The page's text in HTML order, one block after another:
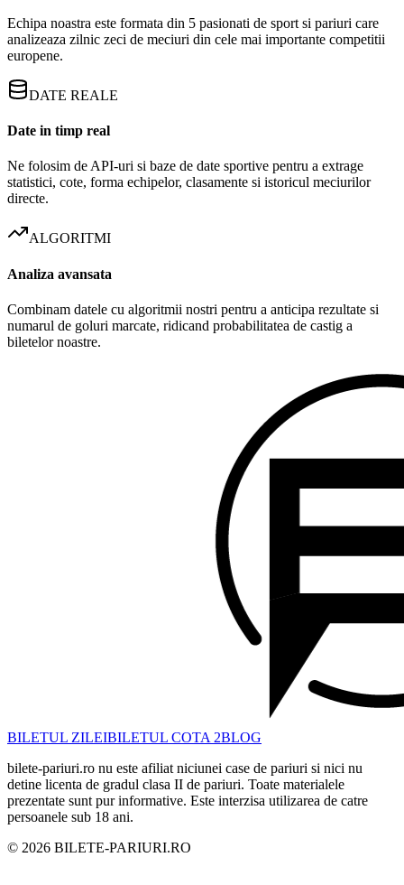
Echipa noastra este formata din 5 pasionati de sport si pariuri care
analizeaza zilnic zeci de meciuri din cele mai importante competitii
europene.
DATE REALE
Date in timp real
Ne folosim de API-uri si baze de date sportive pentru a extrage
statistici, cote, forma echipelor, clasamente si istoricul meciurilor
directe.
ALGORITMI
Analiza avansata
Combinam datele cu algoritmii nostri pentru a anticipa rezultate si
numarul de goluri marcate, ridicand probabilitatea de castig a
biletelor noastre.
BILETUL ZILEIBILETUL COTA 2BLOG
bilete-pariuri.ro nu este afiliat niciunei case de pariuri si nici nu
detine licenta de gradul clasa II de pariuri. Toate materialele
prezentate sunt pur informative. Este interzisa utilizarea de catre
persoanele sub 18 ani.
© 2026 BILETE-PARIURI.RO